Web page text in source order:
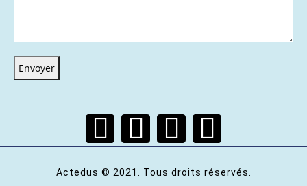
Envoyer
Actedus © 2021. Tous droits réservés.